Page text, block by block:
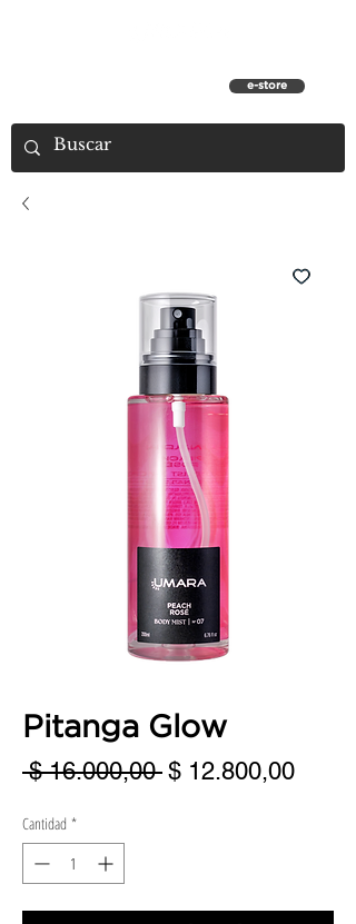
e-store
Pitanga Glow
$ 16.000,00 Precio
$ 12.800,00Precio
Cantidad *